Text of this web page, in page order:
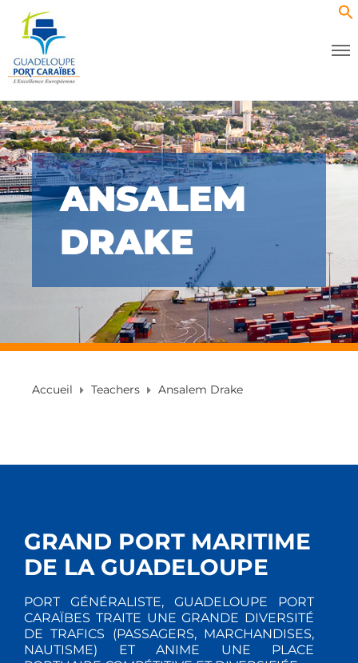
ANSALEM
DRAKE
Accueil Teachers Ansalem Drake
GRAND PORT MARITIME
DE LA GUADELOUPE
PORT GÉNÉRALISTE, GUADELOUPE PORT
CARAÏBES TRAITE UNE GRANDE DIVERSITÉ
DE TRAFICS (PASSAGERS, MARCHANDISES,
NAUTISME) ET ANIME UNE PLACE